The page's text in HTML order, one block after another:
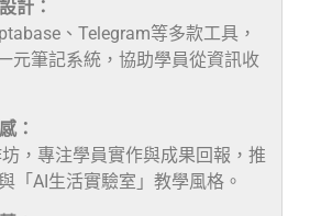
計：
、Telegram等多款工具，
元筆記系統，協助學員從資訊收
：
，專注學員實作與成果回報，推
「AI生活實驗室」教學風格。